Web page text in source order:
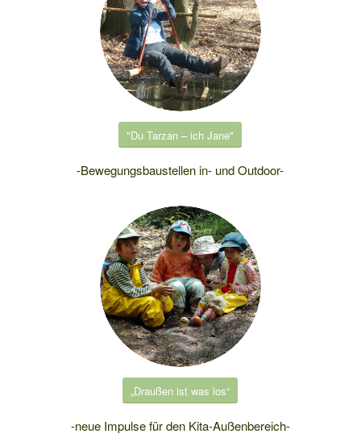
"Du Tarzan – ich Jane"
-Bewegungsbaustellen in- und Outdoor-
„Draußen ist was los“
-neue Impulse für den Kita-Außenbereich-